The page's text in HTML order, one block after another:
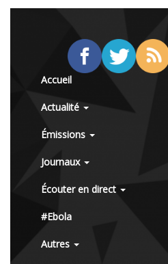
Accueil
Actualité
Émissions
Journaux
Écouter en direct
#Ebola
Autres